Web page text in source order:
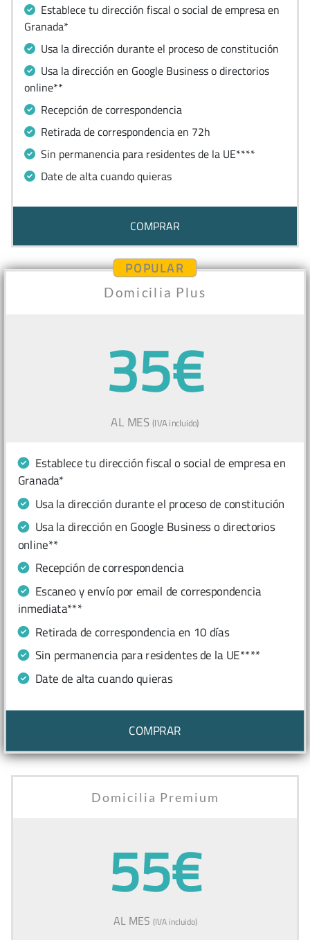
Establece tu dirección fiscal o social de empresa en
Granada*
Usa la dirección durante el proceso de constitución
Usa la dirección en Google Business o directorios
online**
Recepción de correspondencia
Retirada de correspondencia en 72h
Sin permanencia para residentes de la UE****
Date de alta cuando quieras
COMPRAR
POPULAR
Domicilia Plus
35€
AL MES(IVA incluido)
Establece tu dirección fiscal o social de empresa en
Granada*
Usa la dirección durante el proceso de constitución
Usa la dirección en Google Business o directorios
online**
Recepción de correspondencia
Escaneo y envío por email de correspondencia
inmediata***
Retirada de correspondencia en 10 días
Sin permanencia para residentes de la UE****
Date de alta cuando quieras
COMPRAR
Domicilia Premium
55€
AL MES (IVA incluido)